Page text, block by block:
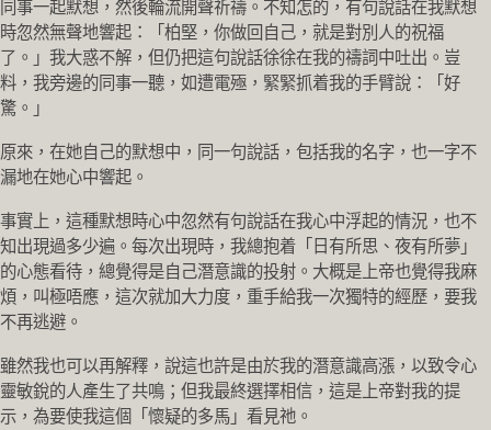
同事一起默想，然後輪流開聲祈禱。不知怎的，有句說話在我默想
時忽然無聲地響起：「柏堅，你做回自己，就是對別人的祝福
了。」我大惑不解，但仍把這句說話徐徐在我的禱詞中吐出。豈
料，我旁邊的同事一聽，如遭電殛，緊緊抓着我的手臂說：「好
驚。」
原來，在她自己的默想中，同一句說話，包括我的名字，也一字不
漏地在她心中響起。
事實上，這種默想時心中忽然有句說話在我心中浮起的情況，也不
知出現過多少遍。每次出現時，我總抱着「日有所思、夜有所夢」
的心態看待，總覺得是自己潛意識的投射。大概是上帝也覺得我麻
煩，叫極唔應，這次就加大力度，重手給我一次獨特的經歷，要我
不再逃避。
雖然我也可以再解釋，說這也許是由於我的潛意識高漲，以致令心
靈敏銳的人產生了共鳴；但我最終選擇相信，這是上帝對我的提
示，為要使我這個「懷疑的多馬」看見祂。